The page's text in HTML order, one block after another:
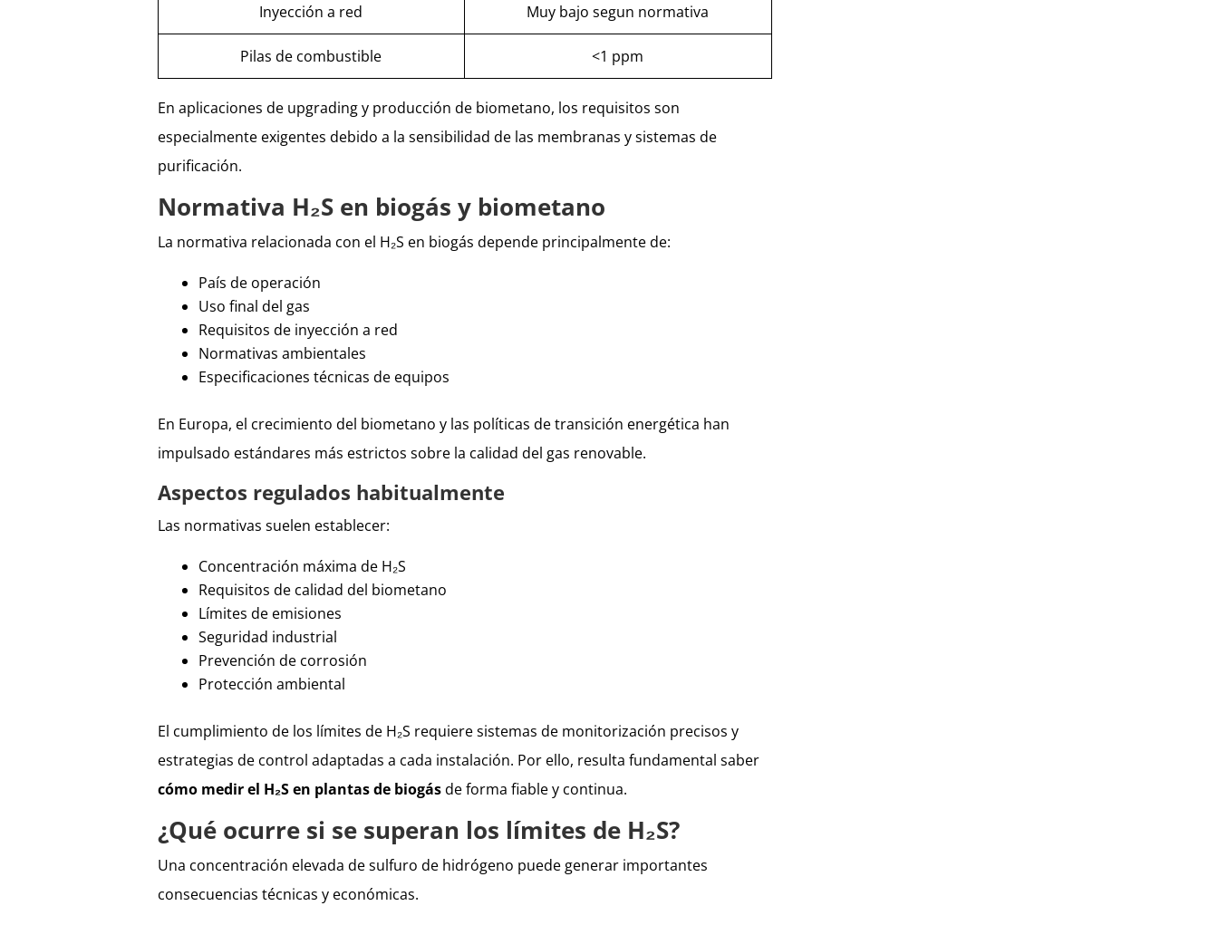
Inyección a red Muy bajo segun normativa
Pilas de combustible <1 ppm
En aplicaciones de upgrading y producción de biometano, los requisitos son
especialmente exigentes debido a la sensibilidad de las membranas y sistemas de
purificación.
Normativa H₂S en biogás y biometano
La normativa relacionada con el H₂S en biogás depende principalmente de:
País de operación
Uso final del gas
Requisitos de inyección a red
Normativas ambientales
Especificaciones técnicas de equipos
En Europa, el crecimiento del biometano y las políticas de transición energética han
impulsado estándares más estrictos sobre la calidad del gas renovable.
Aspectos regulados habitualmente
Las normativas suelen establecer:
Concentración máxima de H₂S
Requisitos de calidad del biometano
Límites de emisiones
Seguridad industrial
Prevención de corrosión
Protección ambiental
El cumplimiento de los límites de H₂S requiere sistemas de monitorización precisos y
estrategias de control adaptadas a cada instalación. Por ello, resulta fundamental saber
cómo medir el H₂S en plantas de biogásde forma fiable y continua.
¿Qué ocurre si se superan los límites de H₂S?
Una concentración elevada de sulfuro de hidrógeno puede generar importantes
consecuencias técnicas y económicas.